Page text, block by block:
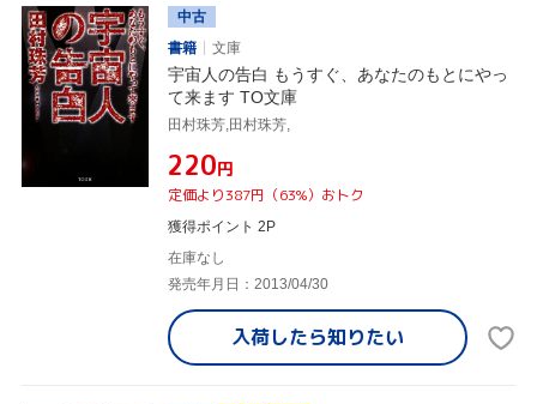
中古
書籍
文庫
宇宙人の告白 もうすぐ、あなたのもとにやっ
て来ます TO文庫
田村珠芳,田村珠芳,
¥220円
定価より387円（63%）おトク
獲得ポイント 2P
在庫なし
発売年月日：2013/04/30
入荷したら知りたい